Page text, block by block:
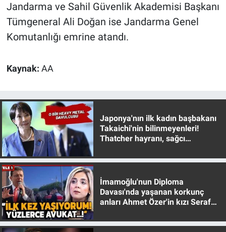
Jandarma ve Sahil Güvenlik Akademisi Başkanı
Tümgeneral Ali Doğan ise Jandarma Genel
Komutanlığı emrine atandı.
Kaynak: AA
Japonya'nın ilk kadın başbakanı
Takaichi'nin bilinmeyenleri!
Thatcher hayranı, sağcı
İmamoğlu'nun Diploma
Davası'nda yaşanan korkunç
anları Ahmet Özer'in kızı Seraf
Spor
Türkiye'nin Geleceği
Türkiye'nin Gündemi
Yerel Gündem
Yerel Yaşam
Canlı Yayın